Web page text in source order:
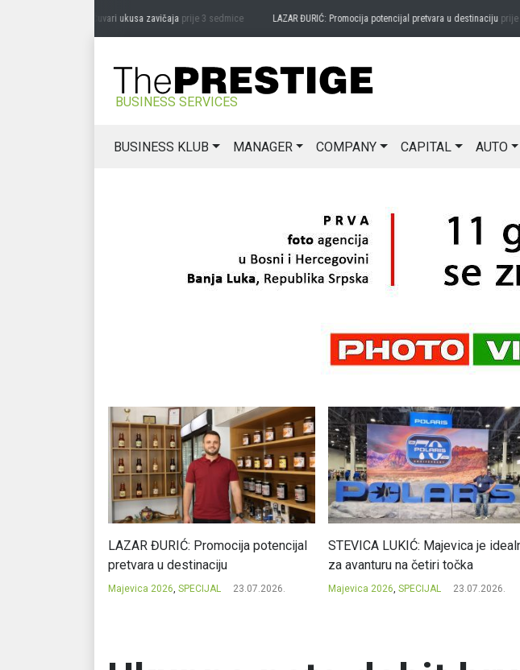
MIĆANOVIĆ: Čuvari ukusa zavičajaprije 3 sedmice LAZAR ĐURIĆ: Promocija potencijal pretvara u destinacijuprije 3
BUSINESS SERVICES
BUSINESS KLUB MANAGER COMPANY CAPITAL AUTO
LAZAR ĐURIĆ: Promocija potencijal
pretvara u destinaciju
Majevica 2026, SPECIJAL 23.07.2026.
STEVICA LUKIĆ: Majevica je
za avanturu na četiri točka
Majevica 2026, SPECIJAL 23.07.2026.